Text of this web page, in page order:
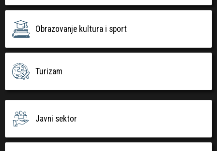
Obrazovanje kultura i sport
Turizam
Javni sektor